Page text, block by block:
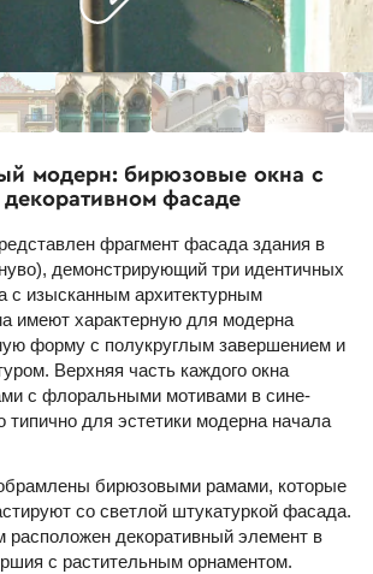
модерн: бирюзовые окна с
фасаде
фрагмент фасада здания в
демонстрирующий три идентичных
с изысканным архитектурным
имеют характерную для модерна
форму с полукруглым завершением и
Верхняя часть каждого окна
с флоральными мотивами в сине-
типично для эстетики модерна начала
бирюзовыми рамами, которые
со светлой штукатуркой фасада.
декоративный элемент в
с растительным орнаментом.